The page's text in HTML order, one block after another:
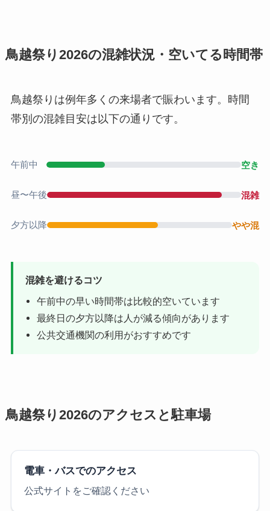
鳥越祭り2026の混雑状況・空いてる時間帯
鳥越祭りは例年多くの来場者で賑わいます。時間
帯別の混雑目安は以下の通りです。
午前中 空き
昼〜午後 混雑
夕方以降 やや混
混雑を避けるコツ
午前中の早い時間帯は比較的空いています
最終日の夕方以降は人が減る傾向があります
公共交通機関の利用がおすすめです
鳥越祭り2026のアクセスと駐車場
電車・バスでのアクセス
公式サイトをご確認ください